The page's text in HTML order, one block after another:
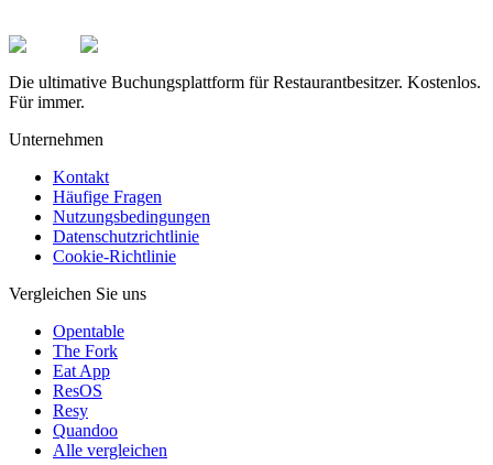
Die ultimative Buchungsplattform für Restaurantbesitzer. Kostenlos.
Für immer.
Unternehmen
Kontakt
Häufige Fragen
Nutzungsbedingungen
Datenschutzrichtlinie
Cookie-Richtlinie
Vergleichen Sie uns
Opentable
The Fork
Eat App
ResOS
Resy
Quandoo
Alle vergleichen